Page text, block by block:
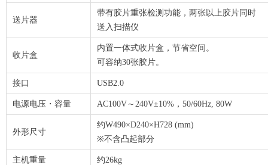
送片器
带有胶片重张检测功能，两张以上胶片同时
送入扫描仪
收片盒
内置一体式收片盒，节省空间。
可容纳30张胶片。
接口 USB2.0
电源电压・容量 AC100V～240V±10%，50/60Hz, 80W
外形尺寸
约W490×D240×H728 (mm)
※不含凸起部分
主机重量 约26kg